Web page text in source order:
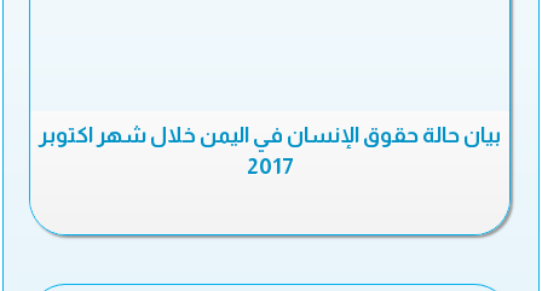
بيان حالة حقوق الإنسان في اليمن خلال شهر اكتوبر
2017